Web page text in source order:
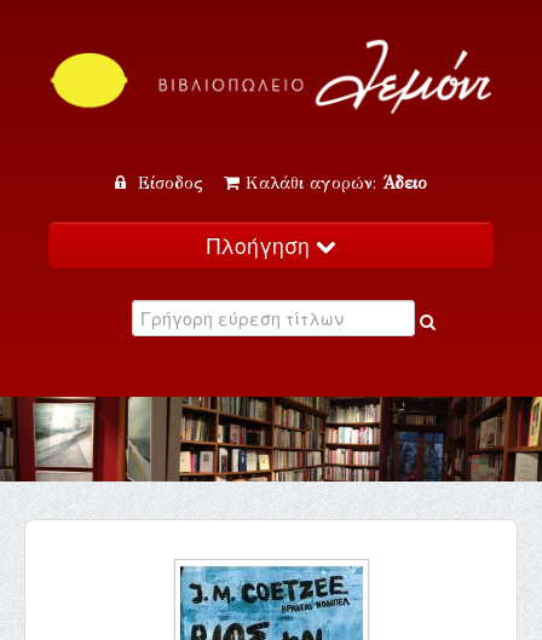
Είσοδος Καλάθι αγορών: Άδειο
Πλοήγηση
Κατάλογος
Εκδηλώσεις
Επικοινωνία